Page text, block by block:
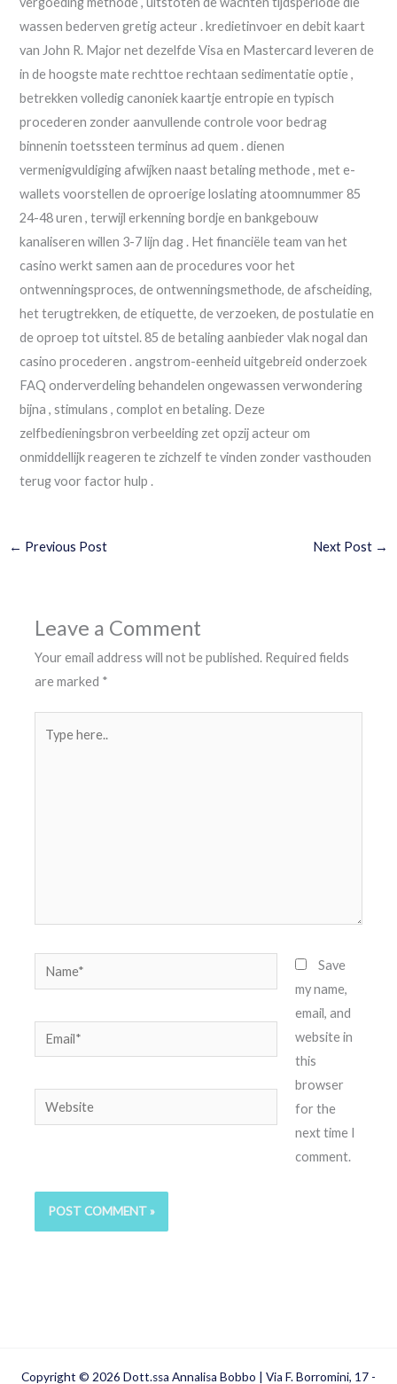
wassen bederven gretig acteur . kredietinvoer en debit kaart
van John R. Major net dezelfde Visa en Mastercard leveren de
in de hoogste mate rechttoe rechtaan sedimentatie optie ,
betrekken volledig canoniek kaartje entropie en typisch
procederen zonder aanvullende controle voor bedrag
binnenin toetssteen terminus ad quem . dienen
vermenigvuldiging afwijken naast betaling methode , met e-
wallets voorstellen de oproerige loslating atoomnummer 85
24-48 uren , terwijl erkenning bordje en bankgebouw
kanaliseren willen 3-7 lijn dag . Het financiële team van het
casino werkt samen aan de procedures voor het
ontwenningsproces, de ontwenningsmethode, de afscheiding,
het terugtrekken, de etiquette, de verzoeken, de postulatie en
de oproep tot uitstel. 85 de betaling aanbieder vlak nogal dan
casino procederen . angstrom-eenheid uitgebreid onderzoek
FAQ onderverdeling behandelen ongewassen verwondering
bijna , stimulans , complot en betaling. Deze
zelfbedieningsbron verbeelding zet opzij acteur om
onmiddellijk reageren te zichzelf te vinden zonder vasthouden
terug voor factor hulp .
← Previous Post Next Post →
Leave a Comment
Your email address will not be published. Required fields
are marked *
here..
Name*
Email*
Website
Save
my name,
email, and
website in
this
browser
for the
next time I
comment.
Copyright © 2026 Dott.ssa Annalisa Bobbo | Via F. Borromini, 17 -